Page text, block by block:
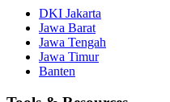
DKI Jakarta
Jawa Barat
Jawa Tengah
Jawa Timur
Banten